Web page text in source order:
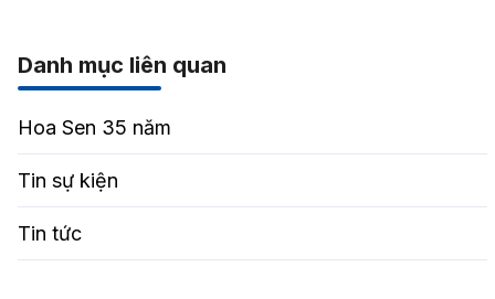
Danh mục liên quan
Hoa Sen 35 năm
Tin sự kiện
Tin tức